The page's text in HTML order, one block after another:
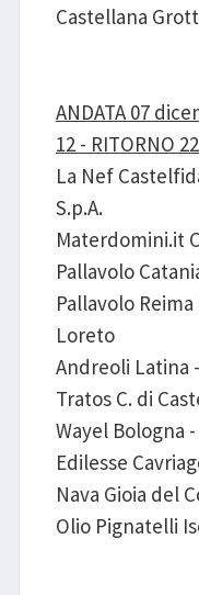
Castellana
ANDATA 07
12 - RITORNO
La Nef
S.p.A.
Materdomini.it
Pallavolo
Pallavolo
Loreto
Andreoli Latina
Tratos C. di
Wayel Bologna
Edilesse
Nava Gioia del
Olio Pignatelli